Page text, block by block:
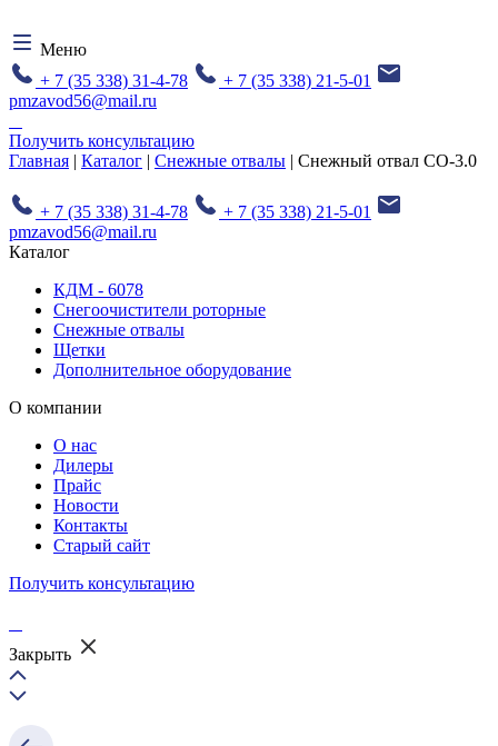
Меню
+ 7 (35 338) 31-4-78
+ 7 (35 338) 21-5-01
pmzavod56@mail.ru
Получить консультацию
Главная | Каталог | Снежные отвалы | Снежный отвал СО-3.0
+ 7 (35 338) 31-4-78
+ 7 (35 338) 21-5-01
pmzavod56@mail.ru
Каталог
КДМ - 6078
Снегоочистители роторные
Снежные отвалы
Щетки
Дополнительное оборудование
О компании
О нас
Дилеры
Прайс
Новости
Контакты
Старый сайт
Получить консультацию
Закрыть